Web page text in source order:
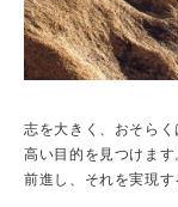
志を大きく、おそら
高い目的を見つけます
前進し、それを実現す